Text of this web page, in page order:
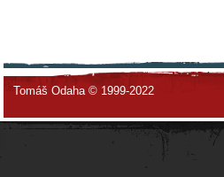
Tomáš Odaha © 1999-2022